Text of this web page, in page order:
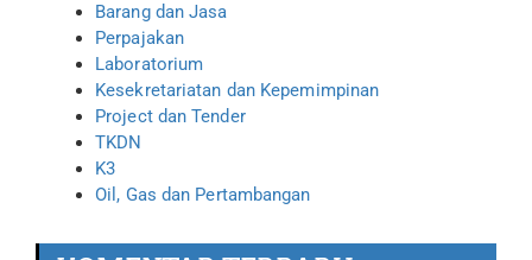
Barang dan Jasa
Perpajakan
Laboratorium
Kesekretariatan dan Kepemimpinan
Project dan Tender
TKDN
K3
Oil, Gas dan Pertambangan